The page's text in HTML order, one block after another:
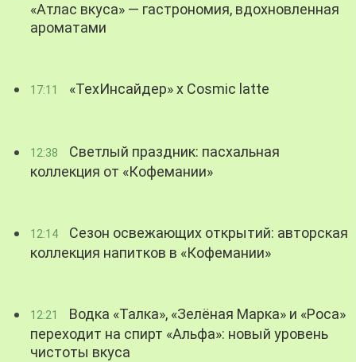
«Атлас вкуса» — гастрономия, вдохновленная
ароматами
17:11 «ТехИнсайдер» х Cosmic latte
12:38
Светлый праздник: пасхальная
коллекция от «Кофемании»
12:14
Сезон освежающих открытий: авторская
коллекция напитков в «Кофемании»
12:21
Водка «Талка», «Зелёная Марка» и «Роса»
переходит на спирт «Альфа»: новый уровень
чистоты вкуса